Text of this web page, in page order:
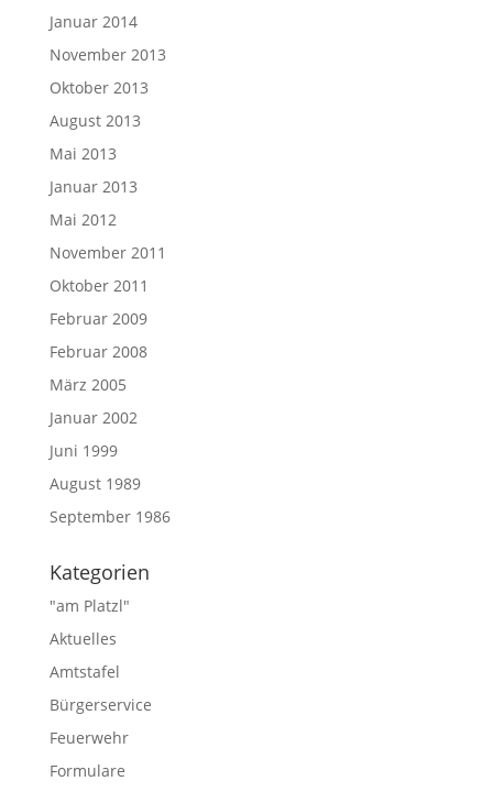
Januar 2014
November 2013
Oktober 2013
August 2013
Mai 2013
Januar 2013
Mai 2012
November 2011
Oktober 2011
Februar 2009
Februar 2008
März 2005
Januar 2002
Juni 1999
August 1989
September 1986
Kategorien
"am Platzl"
Aktuelles
Amtstafel
Bürgerservice
Feuerwehr
Formulare